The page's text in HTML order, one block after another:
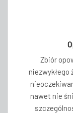
Zbiór
nawet nie